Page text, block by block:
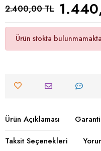
2.400,00 TL
Ürün stokta
Ürün Açıklaması
Taksit Seçenekleri